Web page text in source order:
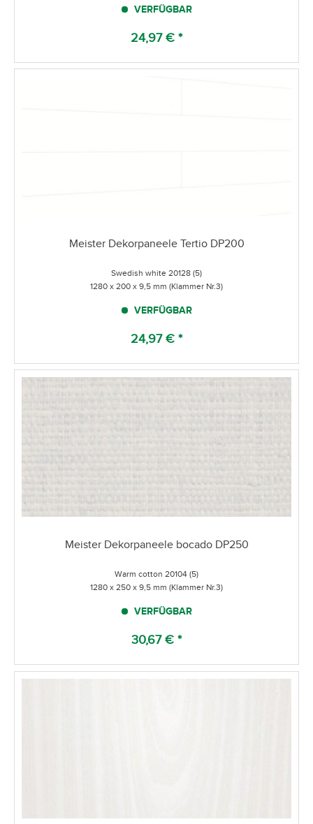
VERFÜGBAR
24,97 € *
Meister Dekorpaneele Tertio DP200
Swedish white 20128 (5)
1280 x 200 x 9,5 mm (Klammer Nr.3)
VERFÜGBAR
24,97 € *
Meister Dekorpaneele bocado DP250
Warm cotton 20104 (5)
1280 x 250 x 9,5 mm (Klammer Nr.3)
VERFÜGBAR
30,67 € *